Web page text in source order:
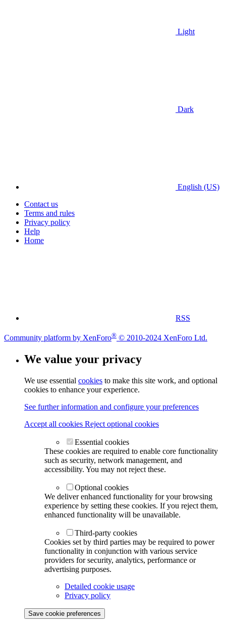
Light
Dark
English (US)
Contact us
Terms and rules
Privacy policy
Help
Home
RSS
Community platform by XenForo® © 2010-2024 XenForo Ltd.
We value your privacy
We use essential cookies to make this site work, and optional
cookies to enhance your experience.
See further information and configure your preferences
Accept all cookies Reject optional cookies
Essential cookies
These cookies are required to enable core functionality
such as security, network management, and
accessibility. You may not reject these.
Optional cookies
We deliver enhanced functionality for your browsing
experience by setting these cookies. If you reject them,
enhanced functionality will be unavailable.
Third-party cookies
Cookies set by third parties may be required to power
functionality in conjunction with various service
providers for security, analytics, performance or
advertising purposes.
Detailed cookie usage
Privacy policy
Save cookie preferences